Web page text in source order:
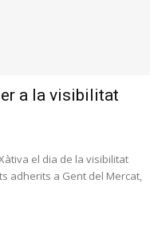
a la visibilitat
el dia de la visibilitat
adherits a Gent del Mercat,